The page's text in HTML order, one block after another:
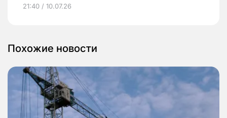
21:40 / 10.07.26
Похожие новости